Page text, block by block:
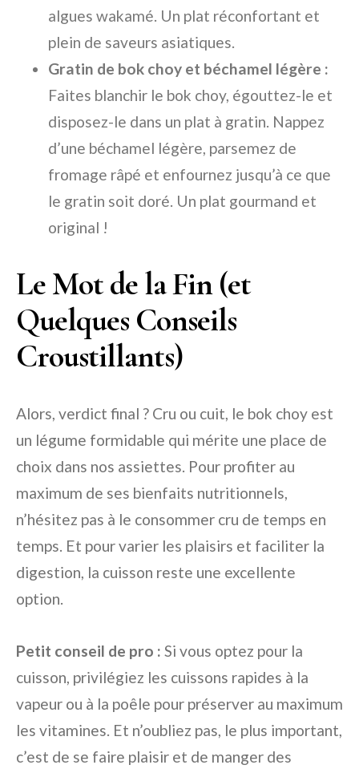
algues wakamé. Un plat réconfortant et
plein de saveurs asiatiques.
Gratin de bok choy et béchamel légère :
Faites blanchir le bok choy, égouttez-le et
disposez-le dans un plat à gratin. Nappez
d’une béchamel légère, parsemez de
fromage râpé et enfournez jusqu’à ce que
le gratin soit doré. Un plat gourmand et
original !
Le Mot de la Fin (et
Quelques Conseils
Croustillants)
Alors, verdict final ? Cru ou cuit, le bok choy est
un légume formidable qui mérite une place de
choix dans nos assiettes. Pour profiter au
maximum de ses bienfaits nutritionnels,
n’hésitez pas à le consommer cru de temps en
temps. Et pour varier les plaisirs et faciliter la
digestion, la cuisson reste une excellente
option.
Petit conseil de pro : Si vous optez pour la
cuisson, privilégiez les cuissons rapides à la
vapeur ou à la poêle pour préserver au maximum
les vitamines. Et n’oubliez pas, le plus important,
c’est de se faire plaisir et de manger des